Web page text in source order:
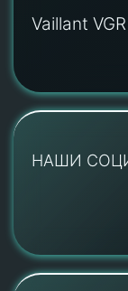
Vaillant
НАШИ